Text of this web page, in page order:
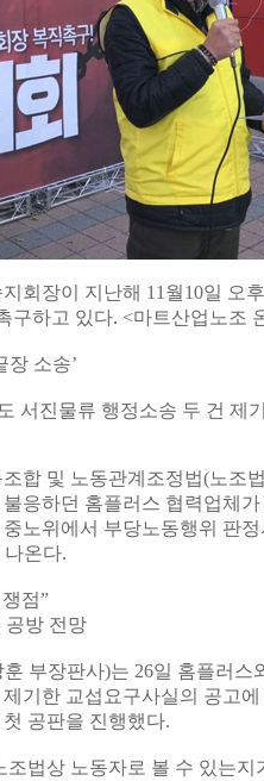
회장이 지난해 11월10일 오
구하고 있다. <마트산업노조
장 소송’
서진물류 행정소송 두 건 제기
합 및 노동관계조정법(노조
응하던 홈플러스 협력업체
노위에서 부당노동행위 판정
나온다.
점”
공방 전망
부장판사)는 26일 홈플러스
기한 교섭요구사실의 공고
공판을 진행했다.
법상 노동자로 볼 수 있는